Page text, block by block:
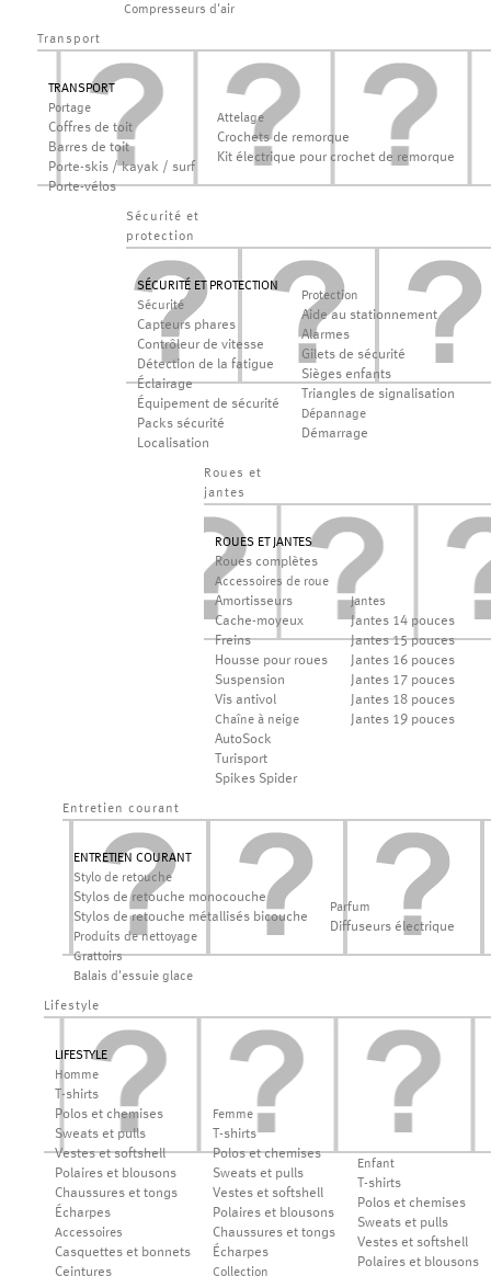
Compresseurs d'air
Transport
TRANSPORT
Portage
Coffres de toit
Barres de toit
Porte-skis / kayak / surf
Porte-vélos
Attelage
Crochets de remorque
Kit électrique pour crochet de remorque
Sécurité et
protection
SÉCURITÉ ET PROTECTION
Sécurité
Capteurs phares
Contrôleur de vitesse
Détection de la fatigue
Éclairage
Équipement de sécurité
Packs sécurité
Localisation
Protection
Aide au stationnement
Alarmes
Gilets de sécurité
Sièges enfants
Triangles de signalisation
Dépannage
Démarrage
Roues et
jantes
ROUES ET JANTES
Roues complètes
Accessoires de roue
Amortisseurs
Cache-moyeux
Freins
Housse pour roues
Suspension
Vis antivol
Chaîne à neige
AutoSock
Turisport
Spikes Spider
Jantes
Jantes 14 pouces
Jantes 15 pouces
Jantes 16 pouces
Jantes 17 pouces
Jantes 18 pouces
Jantes 19 pouces
Entretien courant
ENTRETIEN COURANT
Stylo de retouche
Stylos de retouche monocouche
Stylos de retouche métallisés bicouche
Produits de nettoyage
Grattoirs
Balais d'essuie glace
Parfum
Diffuseurs électrique
Lifestyle
LIFESTYLE
Homme
T-shirts
Polos et chemises
Sweats et pulls
Vestes et softshell
Polaires et blousons
Chaussures et tongs
Écharpes
Accessoires
Casquettes et bonnets
Ceintures
Femme
T-shirts
Polos et chemises
Sweats et pulls
Vestes et softshell
Polaires et blousons
Chaussures et tongs
Écharpes
Collection
Enfant
T-shirts
Polos et chemises
Sweats et pulls
Vestes et softshell
Polaires et blousons